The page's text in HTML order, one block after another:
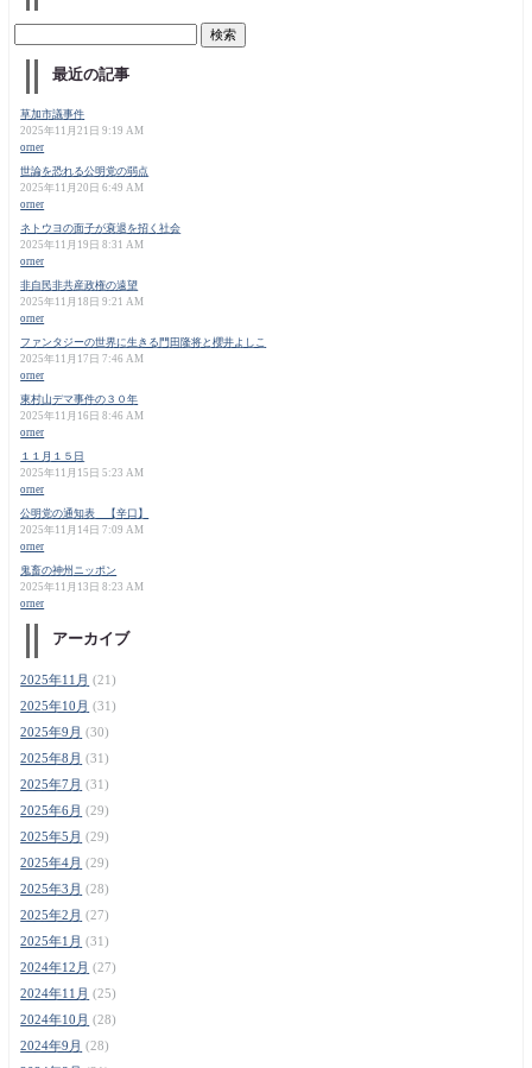
最近の記事
草加市議事件
2025年11月21日 9:19 AM
orner
世論を恐れる公明党の弱点
2025年11月20日 6:49 AM
orner
ネトウヨの面子が衰退を招く社会
2025年11月19日 8:31 AM
orner
非自民非共産政権の遠望
2025年11月18日 9:21 AM
orner
ファンタジーの世界に生きる門田隆将と櫻井よしこ
2025年11月17日 7:46 AM
orner
東村山デマ事件の３０年
2025年11月16日 8:46 AM
orner
１１月１５日
2025年11月15日 5:23 AM
orner
公明党の通知表 【辛口】
2025年11月14日 7:09 AM
orner
鬼畜の神州ニッポン
2025年11月13日 8:23 AM
orner
アーカイブ
2025年11月 (21)
2025年10月 (31)
2025年9月 (30)
2025年8月 (31)
2025年7月 (31)
2025年6月 (29)
2025年5月 (29)
2025年4月 (29)
2025年3月 (28)
2025年2月 (27)
2025年1月 (31)
2024年12月 (27)
2024年11月 (25)
2024年10月 (28)
2024年9月 (28)